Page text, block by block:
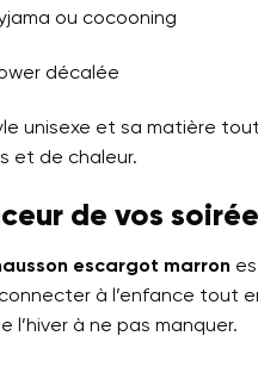
ou cocooning
décalée
unisexe et sa matière
et de chaleur.
de vos
escargot marron
à l’enfance tout
l’hiver à ne pas manquer.